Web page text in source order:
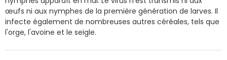
œufs ni aux nymphes de la première génération de larves. Il
infecte également de nombreuses autres céréales, tels que
l'orge, l'avoine et le seigle.